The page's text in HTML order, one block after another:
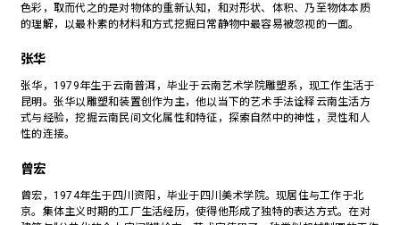
色彩，取而代之的是对物体的重新认知，和对形状、体积、乃至物体本质
的理解，以最朴素的材料和方式挖掘日常静物中最容易被忽视的一面。
张华
张华，1979年生于云南普洱，毕业于云南艺术学院雕塑系，现工作生活于
昆明。张华以雕塑和装置创作为主，他以当下的艺术手法诠释云南生活方
式与经验，挖掘云南民间文化属性和特征，探索自然中的神性，灵性和人
性的连接。
曾宏
曾宏，1974年生于四川资阳，毕业于四川美术学院。现居住与工作于北
京。集体主义时期的工厂生活经历，使得他形成了独特的表达方式。在对